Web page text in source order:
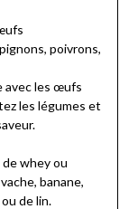
poivrons,
avec les œufs
les légumes et
whey ou
banane,
de lin.